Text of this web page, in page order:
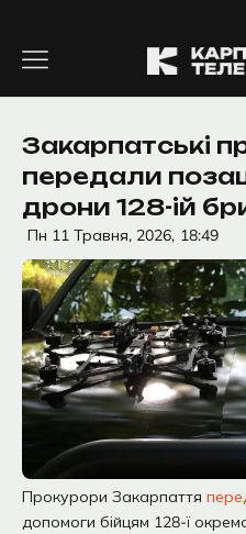
вмісту
Закарпатські
передали
дрони 128-ій
Пн 11 Травня, 2026, 18:49
Прокурори Закарпаття
допомоги бійцям 128-ї